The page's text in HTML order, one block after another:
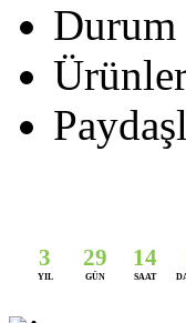
Durum
3
YIL
29
GÜN
14
SAAT